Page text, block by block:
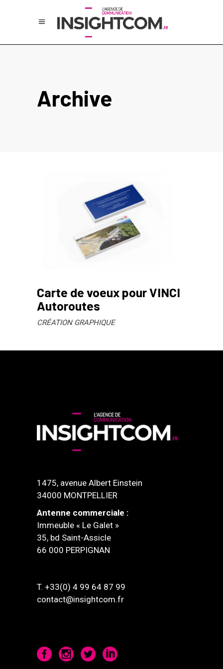
Archive
Carte de voeux pour VINCI
Autoroutes
CRÉATION GRAPHIQUE
1475, avenue Albert Einstein
34000 MONTPELLIER
Antenne commerciale :
Immeuble « Le Galet »
35, bd Saint-Assicle
66 000 PERPIGNAN
T. +33(0) 4 99 64 87 99
contact@insightcom.fr